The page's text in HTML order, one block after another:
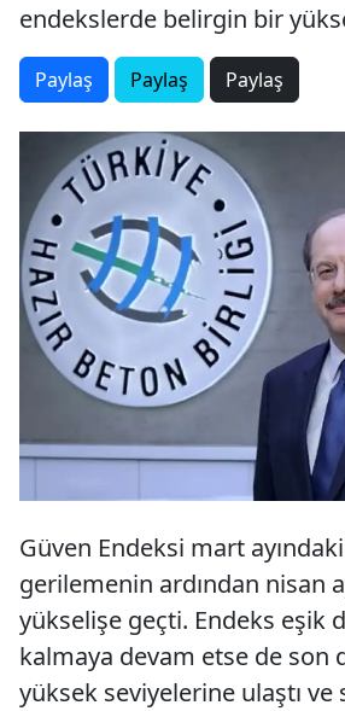
endekslerde belirgin bir
Paylaş Paylaş Paylaş
Güven Endeksi mart ayındaki
gerilemenin ardından nisan
yükselişe geçti. Endeks eşik
kalmaya devam etse de son
yüksek seviyelerine ulaştı